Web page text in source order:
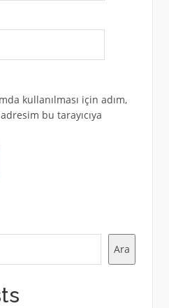
kullanılması için adım,
bu tarayıcıya
Ara